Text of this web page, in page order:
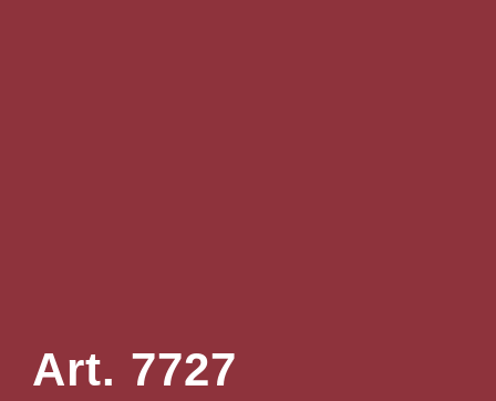
Art. 7727